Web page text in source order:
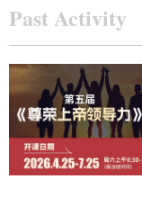
Past Activity